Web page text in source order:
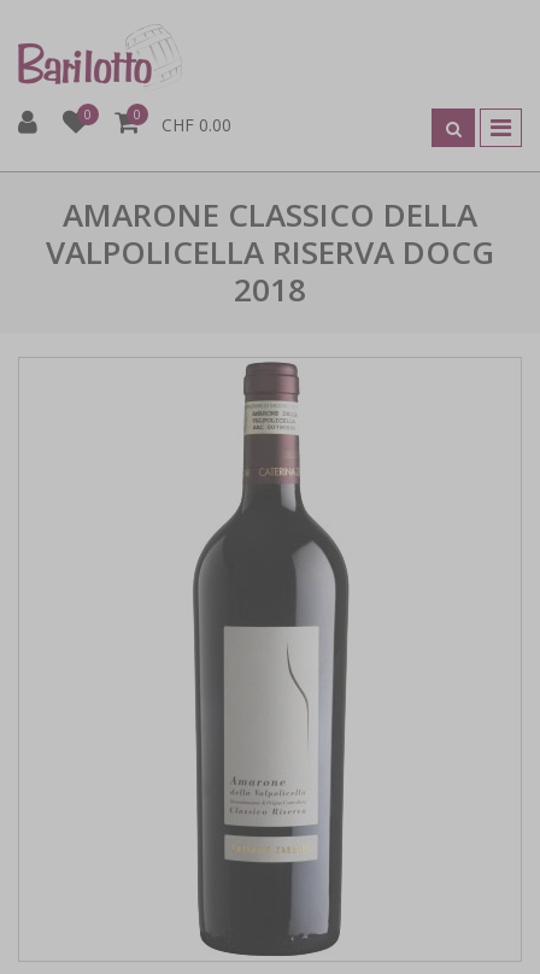
0 0 CHF 0.00
AMARONE CLASSICO DELLA
VALPOLICELLA RISERVA DOCG
2018